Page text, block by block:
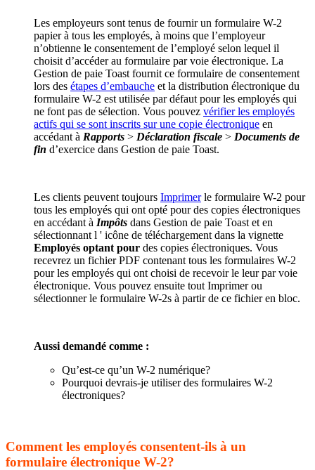
Les employeurs sont tenus de fournir un formulaire W-2
papier à tous les employés, à moins que l’employeur
n’obtienne le consentement de l’employé selon lequel il
choisit d’accéder au formulaire par voie électronique. La
Gestion de paie Toast fournit ce formulaire de consentement
lors des étapes d’embauche et la distribution électronique du
formulaire W-2 est utilisée par défaut pour les employés qui
ne font pas de sélection. Vous pouvez vérifier les employés
actifs qui se sont inscrits sur une copie électronique en
accédant à Rapports > Déclaration fiscale > Documents de
fin d’exercice dans Gestion de paie Toast.
Les clients peuvent toujours Imprimerle formulaire W-2 pour
tous les employés qui ont opté pour des copies électroniques
en accédant à Impôts dans Gestion de paie Toast et en
sélectionnant l ' icône de téléchargement dans la vignette
Employés optant pour des copies électroniques. Vous
recevrez un fichier PDF contenant tous les formulaires W-2
pour les employés qui ont choisi de recevoir le leur par voie
électronique. Vous pouvez ensuite tout Imprimer ou
sélectionner le formulaire W-2s à partir de ce fichier en bloc.
Aussi demandé comme :
Qu’est-ce qu’un W-2 numérique?
Pourquoi devrais-je utiliser des formulaires W-2
électroniques?
Comment les employés consentent-ils à un
formulaire électronique W-2?